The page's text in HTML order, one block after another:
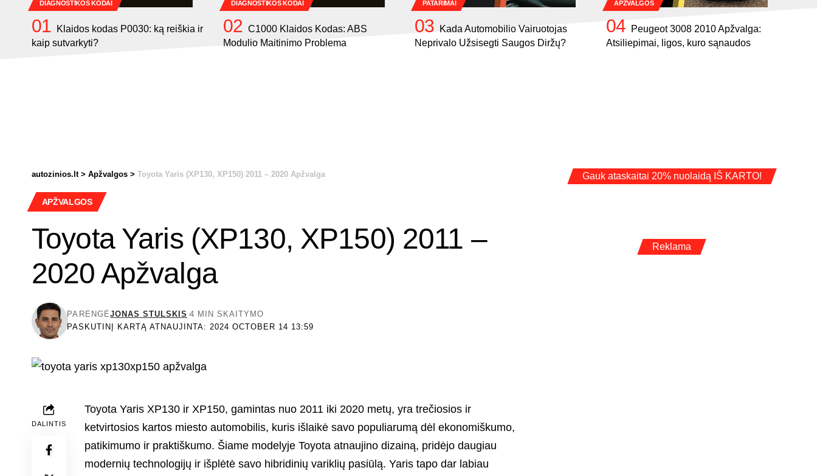
DIAGNOSTIKOS KODAI
Klaidos kodas P0030: ką reiškia ir
kaip sutvarkyti?
DIAGNOSTIKOS KODAI
C1000 Klaidos Kodas: ABS
Modulio Maitinimo Problema
PATARIMAI
Kada Automobilio Vairuotojas
Neprivalo Užsisegti Saugos Diržų?
APŽVALGOS
Peugeot 3008 2010 Apžvalga:
Atsiliepimai, ligos, kuro sąnaudos
autozinios.lt> Apžvalgos > Toyota Yaris (XP130, XP150) 2011 – 2020 Apžvalga
APŽVALGOS
Toyota Yaris (XP130, XP150) 2011 –
2020 Apžvalga
PASKUTINĮ KARTĄ ATNAUJINTA: 2024 OCTOBER 14 13:59
PARENGĖJONAS STULSKIS 4 MIN SKAITYMO
DALINTIS
Toyota Yaris XP130 ir XP150, gamintas nuo 2011 iki 2020 metų, yra trečiosios ir
ketvirtosios kartos miesto automobilis, kuris išlaikė savo populiarumą dėl ekonomiškumo,
patikimumo ir praktiškumo. Šiame modelyje Toyota atnaujino dizainą, pridėjo daugiau
modernių technologijų ir išplėtė savo hibridinių variklių pasiūlą. Yaris tapo dar labiau
Gauk ataskaitai 20% nuolaidą IŠ KARTO!
Reklama